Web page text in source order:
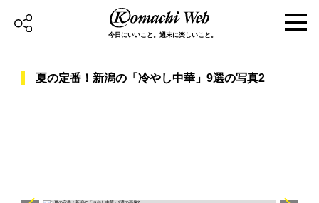
今日にいいこと。週末に楽しいこと。
夏の定番！新潟の「冷やし中華」9選の写真2